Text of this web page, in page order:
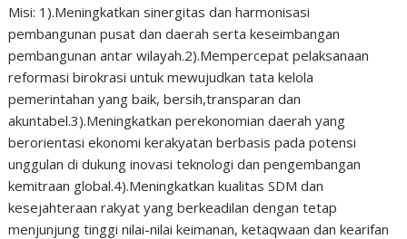
Misi: 1).Meningkatkan sinergitas dan harmonisasi
pembangunan pusat dan daerah serta keseimbangan
pembangunan antar wilayah.2).Mempercepat pelaksanaan
reformasi birokrasi untuk mewujudkan tata kelola
pemerintahan yang baik, bersih,transparan dan
akuntabel.3).Meningkatkan perekonomian daerah yang
berorientasi ekonomi kerakyatan berbasis pada potensi
unggulan di dukung inovasi teknologi dan pengembangan
kemitraan global.4).Meningkatkan kualitas SDM dan
kesejahteraan rakyat yang berkeadilan dengan tetap
menjunjung tinggi nilai-nilai keimanan, ketaqwaan dan kearifan